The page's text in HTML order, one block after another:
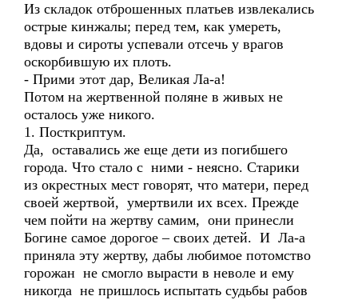
Из складок отброшенных платьев извлекались
острые кинжалы; перед тем, как умереть,
вдовы и сироты успевали отсечь у врагов
оскорбившую их плоть.
- Прими этот дар, Великая Ла-а!
Потом на жертвенной поляне в живых не
осталось уже никого.
1. Посткриптум.
Да, оставались же еще дети из погибшего
города. Что стало с ними - неясно. Старики
из окрестных мест говорят, что матери, перед
своей жертвой, умертвили их всех. Прежде
чем пойти на жертву самим, они принесли
Богине самое дорогое – своих детей. И Ла-а
приняла эту жертву, дабы любимое потомство
горожан не смогло вырасти в неволе и ему
никогда не пришлось испытать судьбы рабов